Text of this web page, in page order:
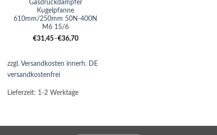
Gasdruckdämpfer
Kugelpfanne
610mm/250mm 50N-400N
M6 15/6
€31,45–€36,70
zzgl. Versandkosten innerh. DE
versandkostenfrei
Lieferzeit: 1-2 Werktage